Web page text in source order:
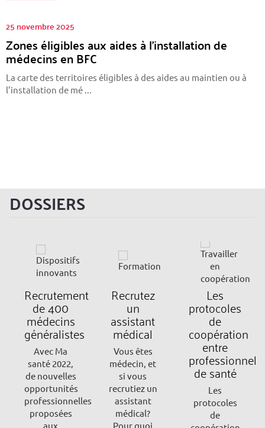
Zones éligibles aux aides à l’installation de
médecins en BFC
25 novembre 2025
La carte des territoires éligibles à des aides au maintien ou à
l’installation de mé ...
DOSSIERS
Recrutement
de 400
médecins
généralistes
Avec Ma
santé 2022,
de nouvelles
opportunités
professionnelles
proposées
aux
Recrutez
un
assistant
médical
Vous êtes
médecin, et
si vous
recrutiez un
assistant
médical?
Pour quoi
Les
protocoles
de
coopération
entre
professionnels
de santé
Les
protocoles
de